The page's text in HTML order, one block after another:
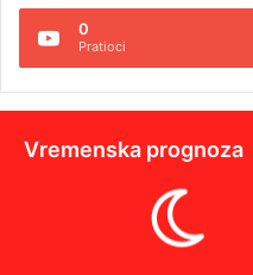
0
Pratioci
Vremenska prognoza